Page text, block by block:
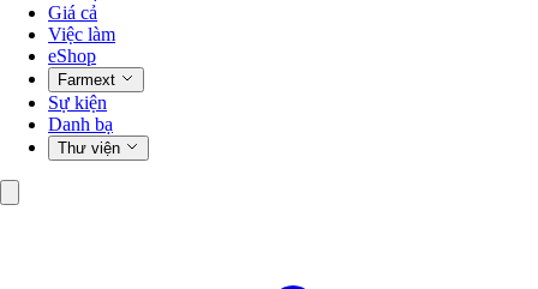
Giá cả
Việc làm
eShop
Farmext
Sự kiện
Danh bạ
Thư viện